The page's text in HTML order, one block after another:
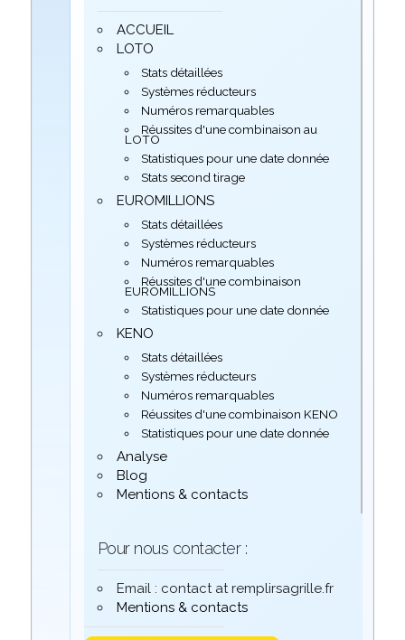
ACCUEIL
LOTO
Stats détaillées
Systèmes réducteurs
Numéros remarquables
Réussites d'une combinaison au
LOTO
Statistiques pour une date donnée
Stats second tirage
EUROMILLIONS
Stats détaillées
Systèmes réducteurs
Numéros remarquables
Réussites d'une combinaison
EUROMILLIONS
Statistiques pour une date donnée
KENO
Stats détaillées
Systèmes réducteurs
Numéros remarquables
Réussites d'une combinaison KENO
Statistiques pour une date donnée
Analyse
Blog
Mentions & contacts
Pour nous contacter :
Email : contact at remplirsagrille.fr
Mentions & contacts